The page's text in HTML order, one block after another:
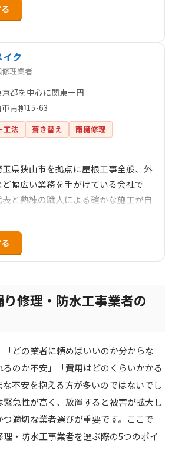
施工により中間マージンなしの低価格
証で定期点検も行います。
ク
理業者
都を中心に関東一円
青柳15-63
工法 葺き替え
雨樋修理
県狭山市を拠点に屋根工事全般、外
幅広い業務を手がけている会社で
と熟練の職人による確かな施工が自
らアフターフォローまでお客様に寄
います。自慢のフットワークを活か
を中心に関東一円で活動しており、雨
どの住宅のお困りごとに幅広く対応
修理・防水工事業者の
どの業者に頼めばいいのか分からな
のか不安」「費用はどのくらいかかる
不安を抱える方が多いのではないでし
緊急性が高く、放置すると被害が拡大し
適切な業者選びが重要です。ここで
・防水工事業者を選ぶ際の5つのポイ